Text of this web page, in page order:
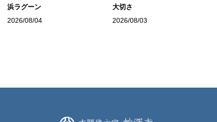
浜ラグーン
2026/08/04
大切さ
2026/08/03